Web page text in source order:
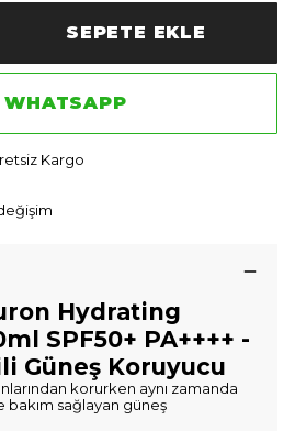
SEPETE EKLE
WHATSAPP
Kargo
Hydrating
SPF50+ PA++++ -
Güneş Koruyucu
korurken aynı zamanda
sağlayan güneş